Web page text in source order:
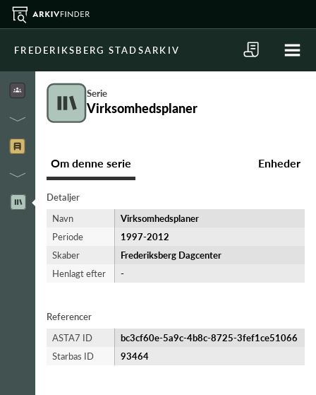
FREDERIKSBERG STADSARKIV
Serie
Virksomhedsplaner
Om denne serie Enheder
Detaljer
Navn
Virksomhedsplaner
Periode
1997-​2012
Skaber
Frederiksberg Dagcenter
Henlagt efter
-
Referencer
ASTA7 ID
bc3cf60e-5a9c-4b8c-8725-3fef1ce51066
Starbas ID
93464